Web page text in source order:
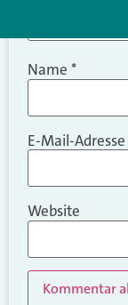
Name *
E-Mail-Adresse
Website